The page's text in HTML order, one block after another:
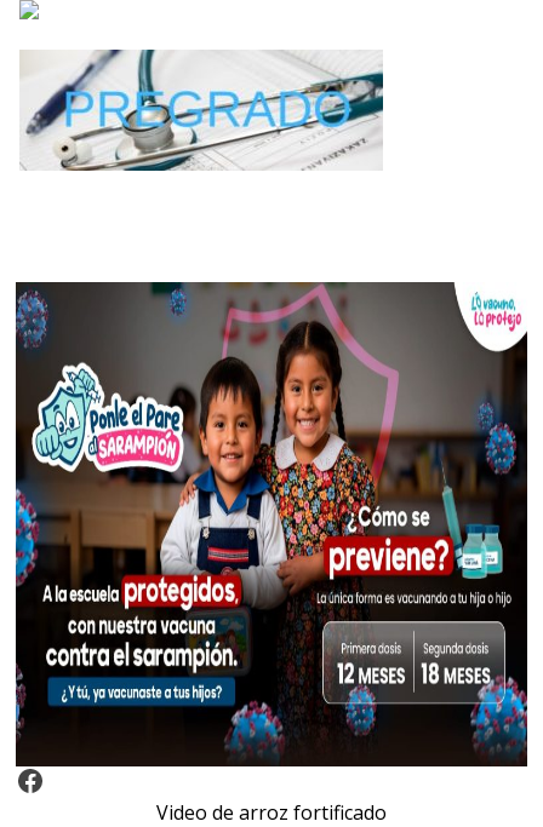
Video Arroz Fortificado
Video de arroz fortificado